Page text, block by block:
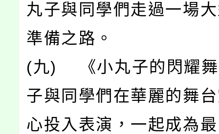
丸子與同學們走過一場
準備之路。
(九) 《小丸子的閃耀舞
子與同學們在華麗的舞
心投入表演，一起成為